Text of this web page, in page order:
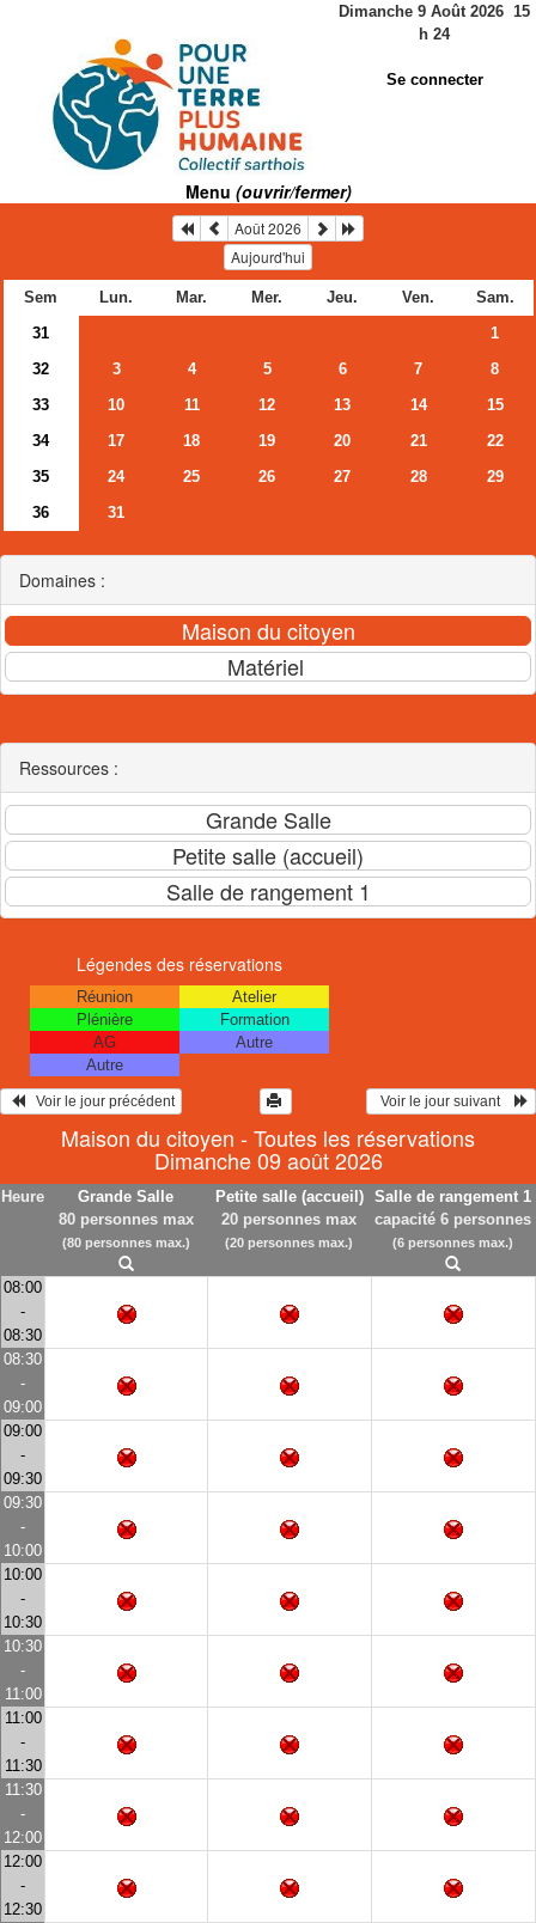
Dimanche 9 Août 2026 15
h 24
Se connecter
Menu (ouvrir/fermer)
Août 2026
Aujourd'hui
Sem Lun. Mar. Mer. Jeu. Ven.
Sam.
31
1
32
3 4 5 6 7
8
33
10 11 12 13 14
15
34
17 18 19 20 21
22
35
24 25 26 27 28
29
36
31
Domaines :
Ressources :
Légendes des réservations
Réunion
Atelier
Plénière
Formation
AG
Autre
Autre
   Voir le jour précédent
  Voir le jour suivant
Maison du citoyen - Toutes les réservations
Dimanche 09 août 2026
Heure
Grande Salle
80 personnes max
(80 personnes max.)
Petite salle (accueil)
20 personnes max
(20 personnes max.)
Salle de rangement 1
capacité 6 personnes
(6 personnes max.)
08:00
-
08:30
08:30
-
09:00
09:00
-
09:30
09:30
-
10:00
10:00
-
10:30
10:30
-
11:00
11:00
-
11:30
11:30
-
12:00
12:00
-
12:30